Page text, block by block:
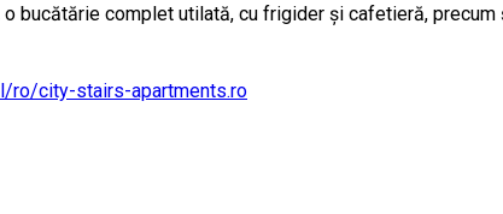
bucătărie complet utilată, cu frigider și cafetieră,
ro/city-stairs-apartments.ro